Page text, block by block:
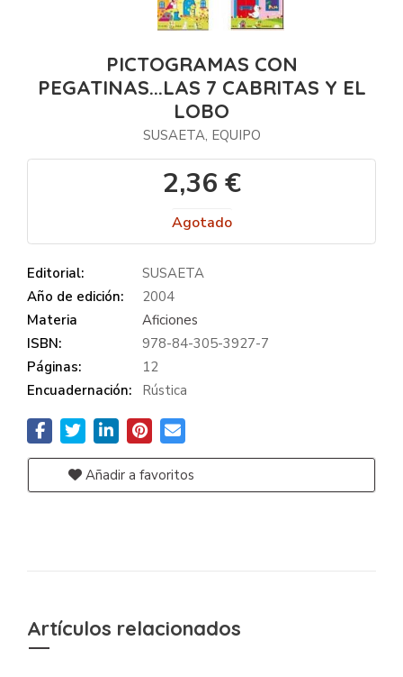
PICTOGRAMAS CON
PEGATINAS...LAS 7 CABRITAS Y EL
LOBO
SUSAETA, EQUIPO
2,36 €
Agotado
Editorial:
SUSAETA
Año de edición:
2004
Materia
Aficiones
ISBN:
978-84-305-3927-7
Páginas:
12
Encuadernación:
Rústica
Añadir a favoritos
Artículos relacionados